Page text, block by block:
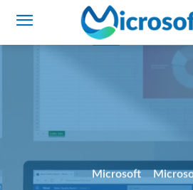
Microsoft